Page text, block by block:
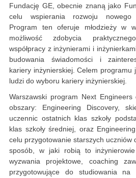
Fundację GE, obecnie znaną jako
celu wspierania rozwoju nowego
Program ten oferuje młodzieży
możliwość zdobycia
współpracy z inżynierami i
budowania świadomości i
kariery inżynierskiej. Celem programu
ludzi do wyboru kariery inżynierskiej.
Warszawski program Next
obszary: Engineering Discovery,
uczennic ostatnich klas szkoły
klas szkoły średniej, oraz
celu przygotowanie starszych uczniów
sposób, w jaki robią to
wyzwania projektowe, coaching
przygotowujące do studiowania na